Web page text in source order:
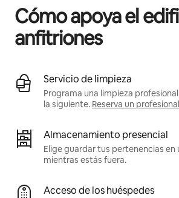
Cómo apoya el
anfitriones
Servicio de limpieza
Programa una limpieza
la siguiente. Reserva un profesional
Almacenamiento presencial
Elige guardar tus pertenencias en
mientras estás fuera.
Acceso de los huéspedes